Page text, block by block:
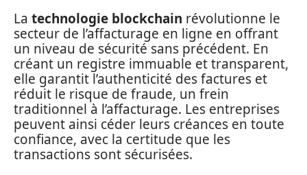
La technologie blockchain révolutionne le
secteur de l’affacturage en ligne en offrant
un niveau de sécurité sans précédent. En
créant un registre immuable et transparent,
elle garantit l’authenticité des factures et
réduit le risque de fraude, un frein
traditionnel à l’affacturage. Les entreprises
peuvent ainsi céder leurs créances en toute
confiance, avec la certitude que les
transactions sont sécurisées.